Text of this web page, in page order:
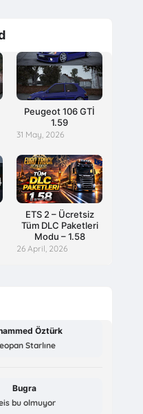
Peugeot 106 GTİ
1.59
31 May, 2026
ETS 2 – Ücretsiz
Tüm DLC Paketleri
Modu – 1.58
26 April, 2026
Öztürk
Starlıne
Bugra
bu olmuyor